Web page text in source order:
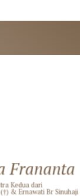
Frananta
Kedua dari
& Ernawati Br